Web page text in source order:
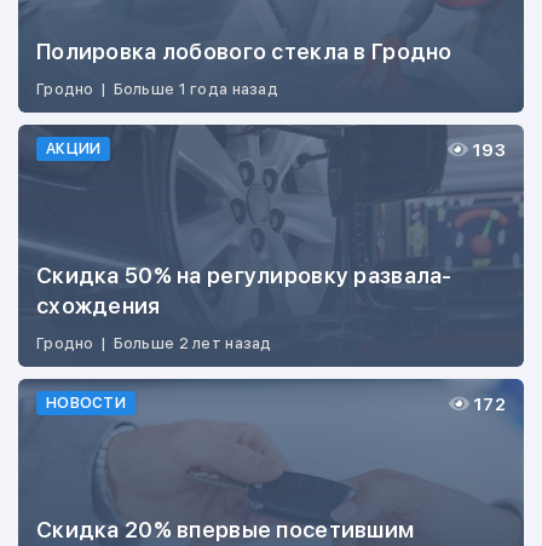
Полировка лобового стекла в Гродно
Гродно | Больше 1 года назад
АКЦИИ
Скидка 50% на регулировку развала-
схождения
Гродно | Больше 2 лет назад
193
НОВОСТИ
Скидка 20% впервые посетившим
172